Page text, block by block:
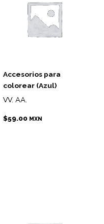
Accesorios para
colorear (Azul)
VV. AA.
$59.00 MXN